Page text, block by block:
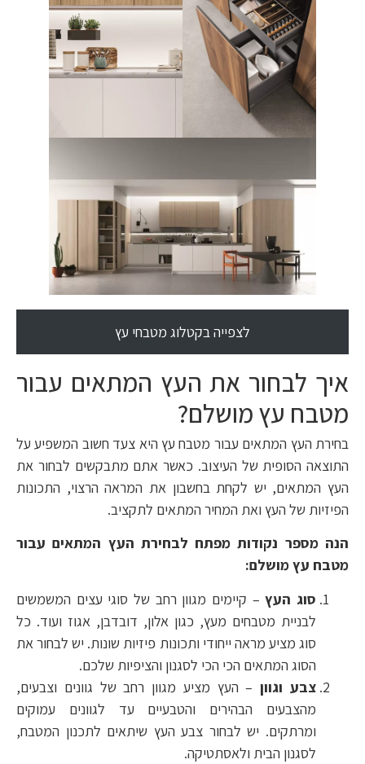
לצפייה בקטלוג מטבחי עץ
איך לבחור את העץ המתאים עבור
מטבח עץ מושלם?
בחירת העץ המתאים עבור מטבח עץ היא צעד חשוב המשפיע על
התוצאה הסופית של העיצוב. כאשר אתם מתבקשים לבחור את
העץ המתאים, יש לקחת בחשבון את המראה הרצוי, התכונות
הפיזיות של העץ ואת המחיר המתאים לתקציב.
הנה מספר נקודות מפתח לבחירת העץ המתאים עבור
מטבח עץ מושלם:
סוג העץ– קיימים מגוון רחב של סוגי עצים המשמשים
לבניית מטבחים מעץ, כגון אלון, דובדבן, אגוז ועוד. כל
סוג מציע מראה ייחודי ותכונות פיזיות שונות. יש לבחור את
הסוג המתאים הכי הכי לסגנון והציפיות שלכם.
צבע וגוון – העץ מציע מגוון רחב של גוונים וצבעים,
מהצבעים הבהירים והטבעיים עד לגוונים עמוקים
ומרתקים. יש לבחור צבע העץ שיתאים לתכנון המטבח,
לסגנון הבית ולאסתטיקה.